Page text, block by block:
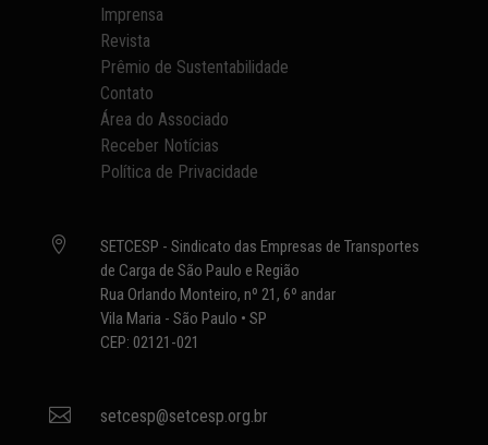
Imprensa
Revista
Prêmio de Sustentabilidade
Contato
Área do Associado
Receber Notícias
Política de Privacidade

SETCESP - Sindicato das Empresas de Transportes
de Carga de São Paulo e Região
Rua Orlando Monteiro, nº 21, 6º andar
Vila Maria - São Paulo • SP
CEP: 02121-021
 setcesp@setcesp.org.br